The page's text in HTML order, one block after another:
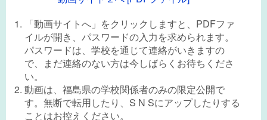
「動画サイトへ」をクリックしますと、PDFファ
イルが開き、パスワードの入力を求められます。
パスワードは、学校を通じて連絡がいきますの
で、まだ連絡のない方は今しばらくお待ちくださ
い。
動画は、福島県の学校関係者のみの限定公開で
す。無断で転用したり、S N Sにアップしたりする
ことはお控えください。